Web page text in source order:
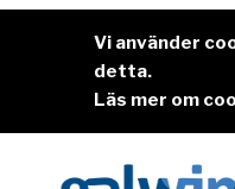
Vi använder
detta.
Läs mer om